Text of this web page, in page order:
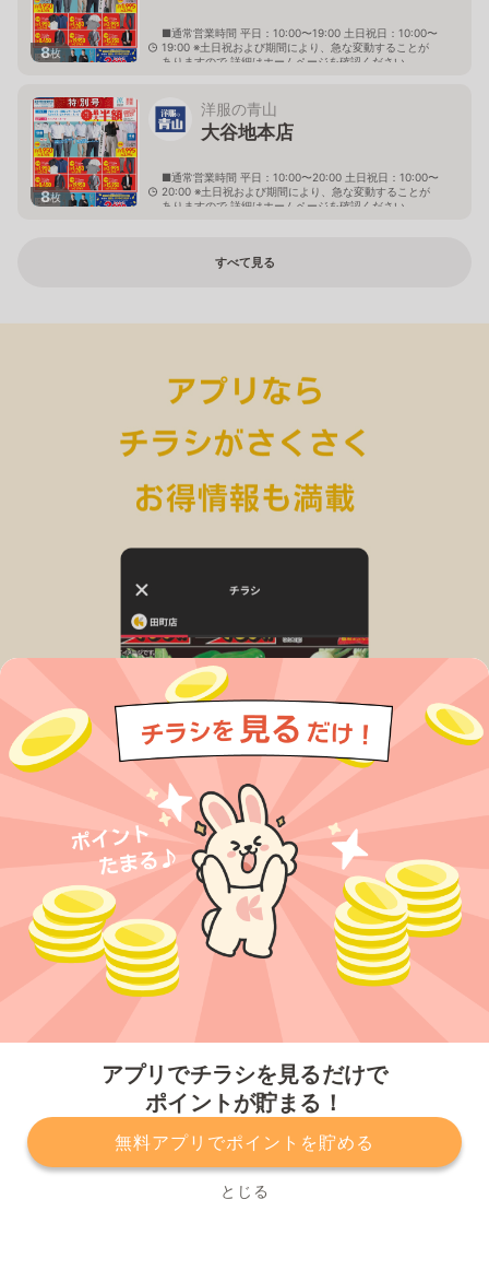
アプリでチラシを見るだけで
ポイントが貯まる！
無料アプリでポイントを貯める
とじる
8枚
■通常営業時間 平日：10:00〜19:00 土日祝日：10:00〜
19:00 ※土日祝および期間により、急な変動することが
ありますので 詳細はホームページを確認ください
8枚
洋服の青山
大谷地本店
■通常営業時間 平日：10:00〜20:00 土日祝日：10:00〜
20:00 ※土日祝および期間により、急な変動することが
ありますので 詳細はホームページを確認ください
すべて見る
プライバシーポリシー 利用規約
運営会社
サービスに関してのお問い合わせ